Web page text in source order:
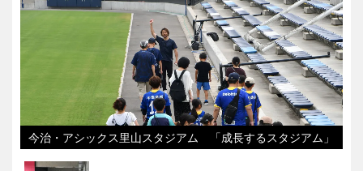
今治・アシックス里山スタジアム 「成長するスタジアム」